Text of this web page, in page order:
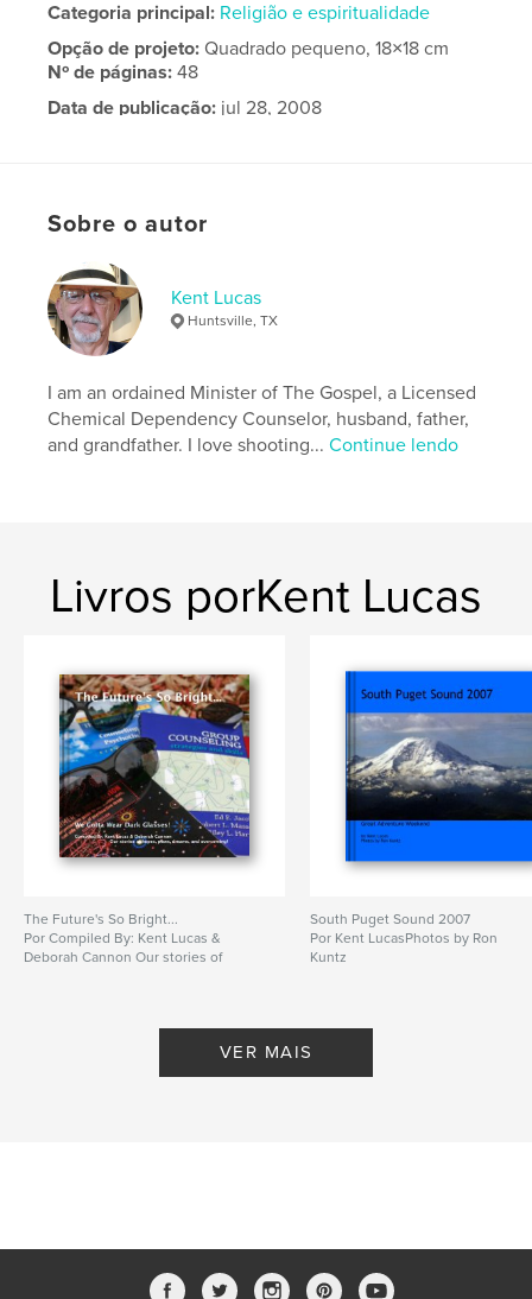
Categoria principal: Religião e espiritualidade
Opção de projeto:Quadrado pequeno, 18×18 cm
Nº de páginas:48
Data de publicação: jul 28, 2008
Sobre o autor
Kent Lucas
Huntsville, TX
I am an ordained Minister of The Gospel, a Licensed
Chemical Dependency Counselor, husband, father,
and grandfather. I love shooting...Continue lendo
Livros porKent Lucas
The Future's So Bright...
Por Compiled By: Kent Lucas &
Deborah Cannon Our stories of
South Puget Sound 2007
Por Kent LucasPhotos by Ron
Kuntz
VER MAIS